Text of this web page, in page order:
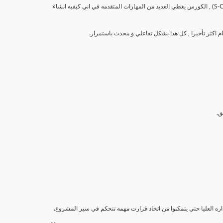
تهدف هذه الدورة إلى تزويد المشاركين بالمهارات والمعرفة اللازمة لإنشاء وتحليل منحنيات التقدم (S-Curve) , الكورس يغطي العديد من المهارات المتقدمه في اني كيفيه انشاء
العليا حتي يتمكنوا من اتخاذ قرارت مهمه تتحكم في سير المشروع.